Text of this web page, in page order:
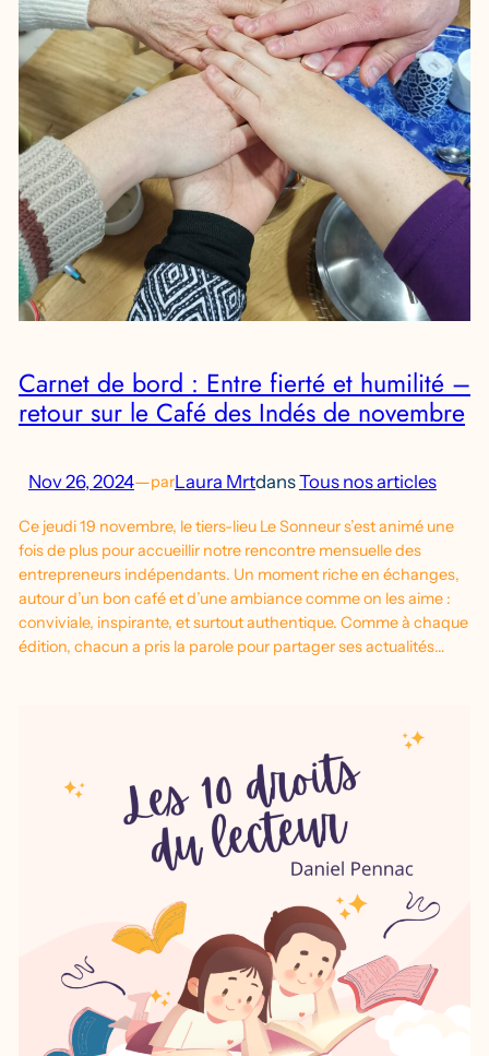
Carnet de bord : Entre fierté et humilité –
retour sur le Café des Indés de novembre
Nov 26, 2024—parLaura MrtdansTous nos articles
Ce jeudi 19 novembre, le tiers-lieu Le Sonneur s’est animé une
fois de plus pour accueillir notre rencontre mensuelle des
entrepreneurs indépendants. Un moment riche en échanges,
autour d’un bon café et d’une ambiance comme on les aime :
conviviale, inspirante, et surtout authentique. Comme à chaque
édition, chacun a pris la parole pour partager ses actualités…